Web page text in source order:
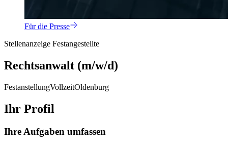
Für die Presse
Stellenanzeige Festangestellte
Rechtsanwalt (m/w/d)
FestanstellungVollzeitOldenburg
Ihr Profil
Ihre Aufgaben umfassen